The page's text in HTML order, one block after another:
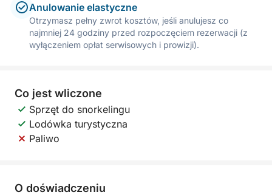
Anulowanie elastyczne
Otrzymasz pełny zwrot kosztów, jeśli anulujesz co
najmniej 24 godziny przed rozpoczęciem rezerwacji (z
wyłączeniem opłat serwisowych i prowizji).
Co jest wliczone
Sprzęt do snorkelingu
Lodówka turystyczna
Paliwo
O doświadczeniu